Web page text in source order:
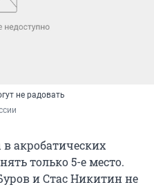
не радовать
акробатических
только 5-е место.
и Стас Никитин не